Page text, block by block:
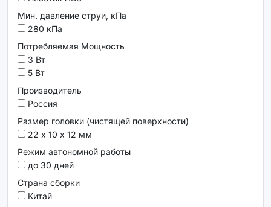
Мин. давление струи, кПа
280 кПа
Потребляемая Мощность
3 Вт
5 Вт
Производитель
Россия
Размер головки (чистящей поверхности)
22 х 10 х 12 мм
Режим автономной работы
до 30 дней
Страна сборки
Китай